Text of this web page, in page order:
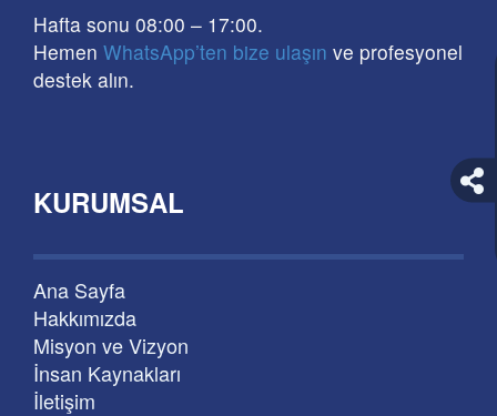
Hafta sonu 08:00 – 17:00.
Hemen WhatsApp’ten bize ulaşın ve profesyonel
destek alın.
KURUMSAL
Ana Sayfa
Hakkımızda
Misyon ve Vizyon
İnsan Kaynakları
İletişim